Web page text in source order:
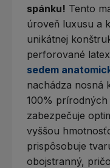
spánku! Tento
úroveň luxusu a
unikátnej
perforované
sedem
nachádza nosná
100% prírodných
zabezpečuje
vyššou
prispôsobuje
obojstranný,